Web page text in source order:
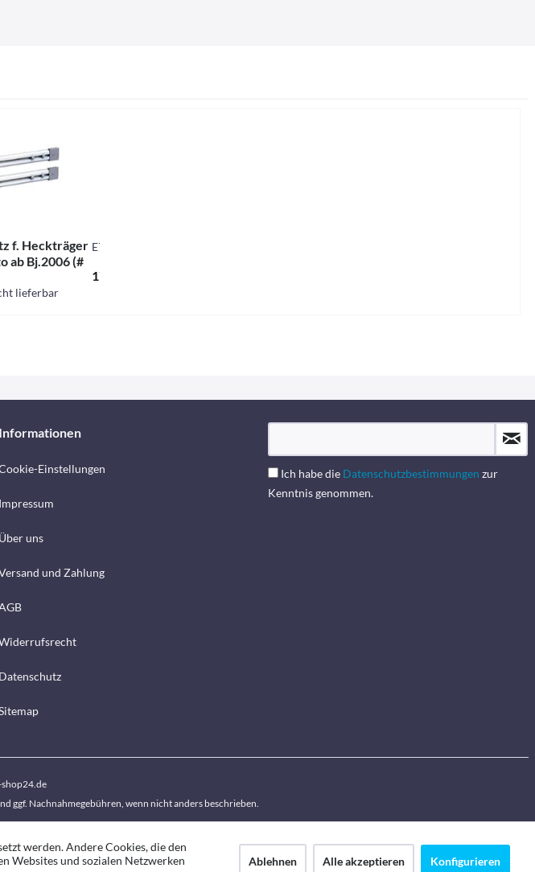
f. Heckträger
ab Bj.2006 (#
E7434
170,00 € *
lieferbar
Informationen
Einstellungen
Impressum
Über uns
und Zahlung
Datenschutz
Ich habe die Datenschutzbestimmungen zur
Kenntnis genommen.
ggf. Nachnahmegebühren, wenn nicht anders beschrieben.
werden. Andere Cookies, die den
Websites und sozialen Netzwerken
Ablehnen Alle akzeptieren Konfigurieren